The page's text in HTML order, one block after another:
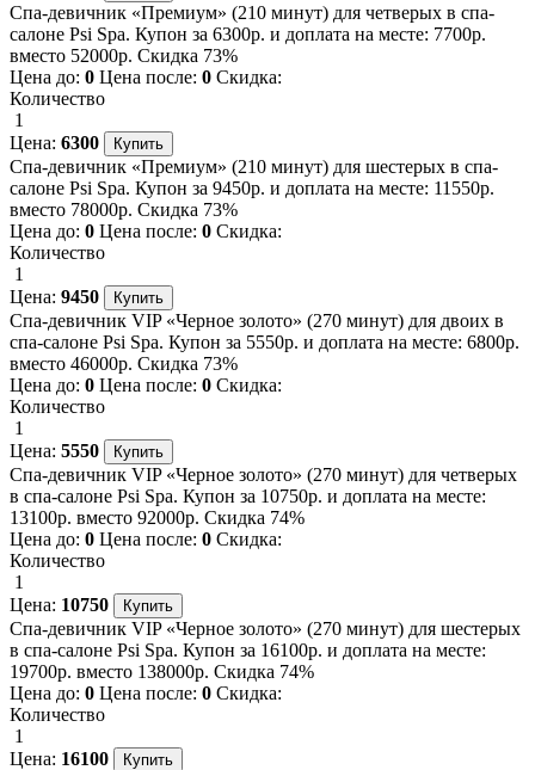
Спа-девичник «Премиум» (210 минут) для четверых в спа-
салоне Psi Spa. Купон за 6300р. и доплата на месте: 7700р.
вместо 52000р. Скидка 73%
Цена до: 0 Цена после: 0 Скидка:
Количество
1
Цена: 6300
Спа-девичник «Премиум» (210 минут) для шестерых в спа-
салоне Psi Spa. Купон за 9450р. и доплата на месте: 11550р.
вместо 78000р. Скидка 73%
Цена до: 0 Цена после: 0 Скидка:
Количество
1
Цена: 9450
Спа-девичник VIP «Черное золото» (270 минут) для двоих в
спа-салоне Psi Spa. Купон за 5550р. и доплата на месте: 6800р.
вместо 46000р. Скидка 73%
Цена до: 0 Цена после: 0 Скидка:
Количество
1
Цена: 5550
Спа-девичник VIP «Черное золото» (270 минут) для четверых
в спа-салоне Psi Spa. Купон за 10750р. и доплата на месте:
13100р. вместо 92000р. Скидка 74%
Цена до: 0 Цена после: 0 Скидка:
Количество
1
Цена: 10750
Спа-девичник VIP «Черное золото» (270 минут) для шестерых
в спа-салоне Psi Spa. Купон за 16100р. и доплата на месте:
19700р. вместо 138000р. Скидка 74%
Цена до: 0 Цена после: 0 Скидка:
Количество
1
Цена: 16100